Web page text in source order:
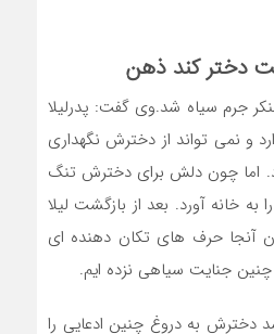
دختر کند ذهن
جرم سیاه شد.وی گفت: پدرلیلا
و نمی تواند از دخترش نگهداری
اما چون دلش برای دخترش تنگ
به خانه آورد. بعد از بازگشت لیلا
آنجا حرف های تکان دهنده ای
جنایت سیاهی نزده ایم.
دخترش به دروغ چنین ادعایی را